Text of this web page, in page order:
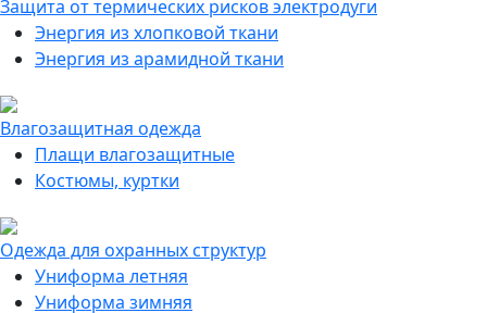
Защита от термических рисков электродуги
Энергия из хлопковой ткани
Энергия из арамидной ткани
Влагозащитная одежда
Плащи влагозащитные
Костюмы, куртки
Одежда для охранных структур
Униформа летняя
Униформа зимняя